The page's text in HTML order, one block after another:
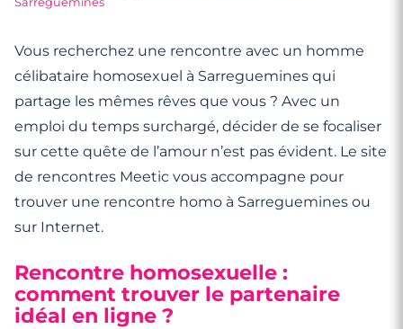
Vous recherchez une rencontre avec un homme
célibataire homosexuel à Sarreguemines qui
partage les mêmes rêves que vous ? Avec un
emploi du temps surchargé, décider de se focaliser
sur cette quête de l’amour n’est pas évident. Le site
de rencontres Meetic vous accompagne pour
trouver une rencontre homo à Sarreguemines ou
sur Internet.
Rencontre homosexuelle :
comment trouver le partenaire
idéal en ligne ?